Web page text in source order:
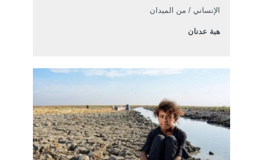
الإنساني / من الميدان
هبة عدنان